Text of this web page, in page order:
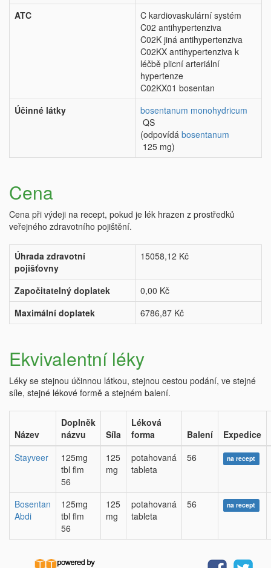
ATC
C kardiovaskulární systém
C02 antihypertenziva
C02K jiná antihypertenziva
C02KX antihypertenziva k
léčbě plicní arteriální
hypertenze
C02KX01 bosentan
Účinné látky
bosentanum monohydricum
QS
(odpovídá bosentanum
125 mg)
Cena
Cena při výdeji na recept, pokud je lék hrazen z prostředků
veřejného zdravotního pojištění.
Úhrada zdravotní
pojišťovny
15058,12 Kč
Započitatelný doplatek
0,00 Kč
Maximální doplatek
6786,87 Kč
Ekvivalentní léky
Léky se stejnou účinnou látkou, stejnou cestou podání, ve stejné
síle, stejné lékové formě a stejném balení.
Název
Doplněk
názvu
Síla
Léková
forma
Balení
Expedice
Stayveer
125mg
tbl flm
56
125
mg
potahovaná
tableta
56 na recept
Bosentan
Abdi
125mg
tbl flm
56
125
mg
potahovaná
tableta
56 na recept